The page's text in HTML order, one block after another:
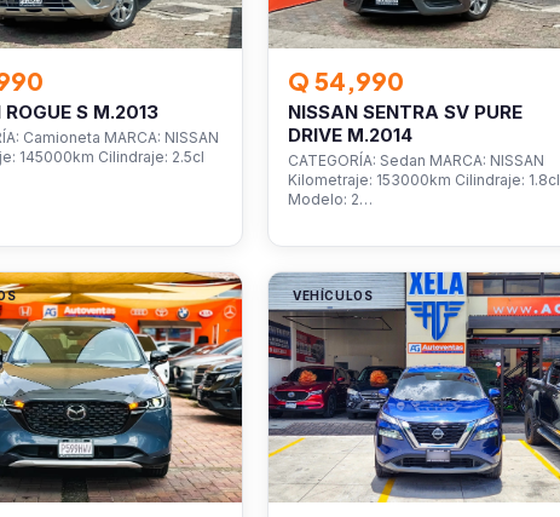
ROGUE S M.2013
Camioneta MARCA: NISSAN
145000km Cilindraje: 2.5cl
Q 54,990
NISSAN SENTRA SV PURE
DRIVE M.2014
CATEGORÍA: Sedan MARCA: NISSAN
Kilometraje: 153000km Cilindraje: 1.8cl
Modelo: 2…
VEHÍCULOS